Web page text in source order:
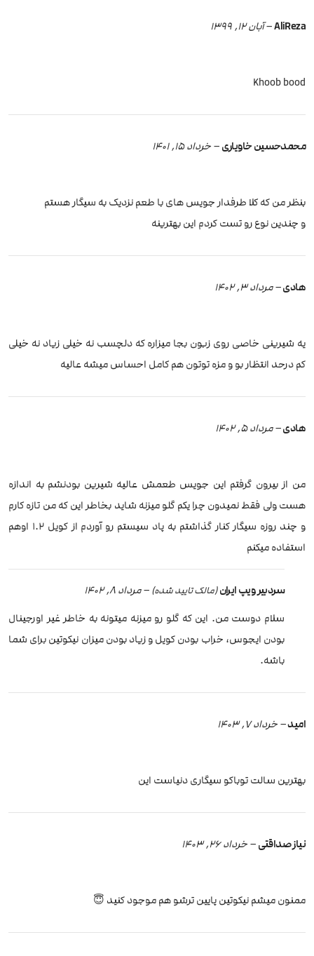
AliReza
–آبان 12, 1399
Khoob bood
محمدحسین خاویاری– خرداد 15, 1401
بنظر من که کلا طرفدار جویس های با طعم نزدیک به سیگار هستم
و چندین نوع رو تست کردم این بهترینه
هادی– مرداد 3, 1402
یه شیرینی خاصی روی زبون بجا میزاره که دلچسب نه خیلی زیاد نه خیلی
کم درحد انتظار بو و مزه توتون هم کامل احساس میشه عالیه
هادی– مرداد 5, 1402
من از بیرون گرفتم این جویس طعمش عالیه شیرین بودنشم به اندازه
هست ولی فقط نمیدون چرا یکم گلو میزنه شاید بخاطر این که من تازه کارم
و چند روزه سیگار کنار گذاشتم به پاد سیستم رو آوردم از کویل 1.2 اوهم
استفاده میکنم
سردبیر ویپ ایران(مالک تایید شده) – مرداد 8, 1402
سلام دوست من. این که گلو رو میزنه میتونه به خاطر غیر اورجینال
بودن ایجوس، خراب بودن کویل و زیاد بودن میزان نیکوتین برای شما
باشه.
امید– خرداد 7, 1403
بهترین سالت توباکو سیگاری دنیاست این
نیاز صداقتی– خرداد 26, 1403
ممنون میشم نیکوتین پایین ترشو هم موجود کنید 😇